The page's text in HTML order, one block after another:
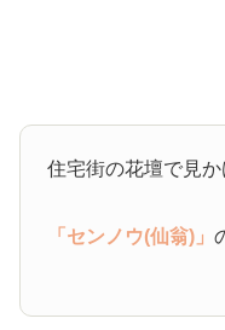
住宅街の花壇で見か
「センノウ(仙翁)」